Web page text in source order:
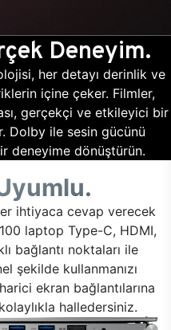
Deneyim.
her detayı derinlik ve
içine çeker. Filmler,
gerçekçi ve etkileyici bir
Dolby ile sesin gücünü
deneyime dönüştürün.
ihtiyaca cevap verecek
laptop Type-C, HDMI,
bağlantı noktaları ile
şekilde kullanmanızı
ekran bağlantılarına
halledersiniz.